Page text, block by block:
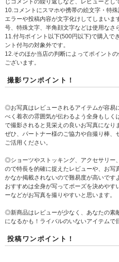
じコメントの繰り返しなど、レビューとし
10.コメントにスマホや携帯の絵文字・特
エラーや投稿内容が文字化けしてしまい
号、特殊文字、半角顔文字などは使用なさ
11.付与ポイント以下(500円以下)で購入で
ント付与の対象外です。
12.そのほか当店の判断によってポイント
ございます。
撮影ワンポイント！
◎お写真はレビューされるアイテムが容易
べく着衣の雰囲気が伝わるよう全身もしく
で撮影されると見栄えの良いお写真になり
ぜひ、パートナー様のご協力や自撮り棒、
ご活用ください。
◎ショーツやストッキング、アクセサリー
ので特長を的確に捉えたレビューや、お写
かなか掲載されないので難易度が高いです
おすすめは全身が写ってポーズを決めやす
ーなどがお写真を撮りやすいと思います。
◎新商品はレビューが少なく、あなたの素
になるかも！ライバルのいないアイテムで
投稿ワンポイント！